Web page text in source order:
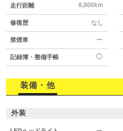
走行距離 8,800km
修復歴 なし
禁煙車 ー
記録簿・整備手帳 ◯
装備・他
外装